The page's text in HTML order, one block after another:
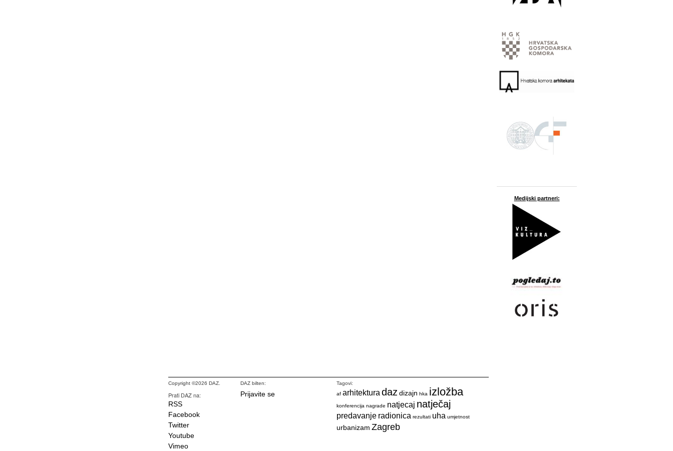
Medijski partneri:
Copyright ©2026 DAZ.
Prati DAZ na:
RSS
Facebook
Twitter
Youtube
Vimeo
DAZ bilten:
Prijavite se
Tagovi:
af arhitektura daz dizajn hka izložba
konferencija nagrade natjecaj natječaj
predavanje radionica rezultati uha umjetnost
urbanizam Zagreb